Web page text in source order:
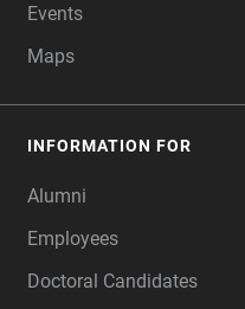
Events
Maps
INFORMATION FOR
Alumni
Employees
Doctoral Candidates